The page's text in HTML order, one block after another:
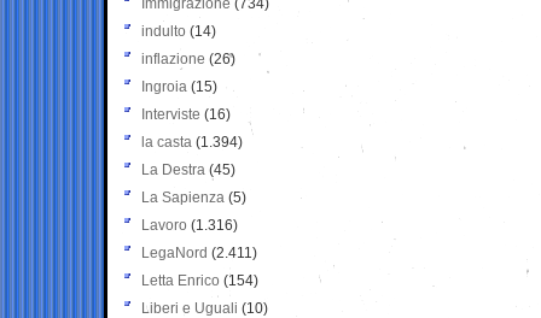
Immigrazione (734)
indulto (14)
inflazione (26)
Ingroia (15)
Interviste (16)
la casta (1.394)
La Destra (45)
La Sapienza (5)
Lavoro (1.316)
LegaNord (2.411)
Letta Enrico (154)
Liberi e Uguali (10)